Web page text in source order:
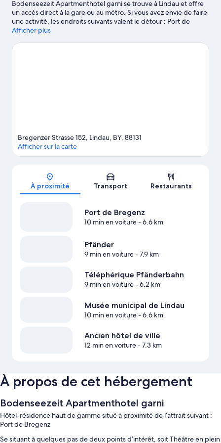
Bodenseezeit Apartmenthotel garni se trouve à Lindau et offre
un accès direct à la gare ou au métro. Si vous avez envie de faire
une activité, les endroits suivants valent le détour : Port de
Bregenz et Port des ferries de Bad Schachen, et si vous
ces sites : Pfänder et Plage de Hard. Phare de Lindau et Ancien
Afficher plus
Carte
Bregenzer Strasse 152, Lindau, BY, 88131
Afficher sur la carte
À proximité Transport Restaurants
Port de Bregenz
10 min en voiture- 6.6 km
Pfänder
9 min en voiture- 7.9 km
Téléphérique Pfänderbahn
9 min en voiture- 6.2 km
Musée municipal de Lindau
10 min en voiture- 6.6 km
Ancien hôtel de ville
12 min en voiture- 7.3 km
À propos de cet hébergement
Bodenseezeit Apartmenthotel garni
Hôtel-résidence haut de gamme situé à proximité de l’attrait suivant :
Port de Bregenz
Se situant à quelques pas de deux points d’intérêt, soit Théâtre en plein